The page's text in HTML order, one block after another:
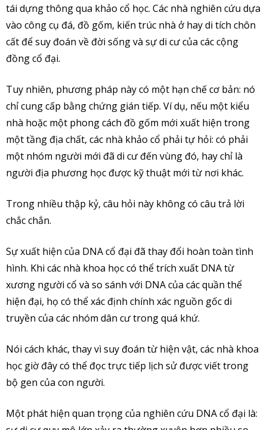
tái dựng thông qua khảo cổ học. Các nhà nghiên cứu dựa
vào công cụ đá, đồ gốm, kiến trúc nhà ở hay di tích chôn
cất để suy đoán về đời sống và sự di cư của các cộng
đồng cổ đại.
Tuy nhiên, phương pháp này có một hạn chế cơ bản: nó
chỉ cung cấp bằng chứng gián tiếp. Ví dụ, nếu một kiểu
nhà hoặc một phong cách đồ gốm mới xuất hiện trong
một tầng địa chất, các nhà khảo cổ phải tự hỏi: có phải
một nhóm người mới đã di cư đến vùng đó, hay chỉ là
người địa phương học được kỹ thuật mới từ nơi khác.
Trong nhiều thập kỷ, câu hỏi này không có câu trả lời
chắc chắn.
Sự xuất hiện của DNA cổ đại đã thay đổi hoàn toàn tình
hình. Khi các nhà khoa học có thể trích xuất DNA từ
xương người cổ và so sánh với DNA của các quần thể
hiện đại, họ có thể xác định chính xác nguồn gốc di
truyền của các nhóm dân cư trong quá khứ.
Nói cách khác, thay vì suy đoán từ hiện vật, các nhà khoa
học giờ đây có thể đọc trực tiếp lịch sử được viết trong
bộ gen của con người.
Một phát hiện quan trọng của nghiên cứu DNA cổ đại là: